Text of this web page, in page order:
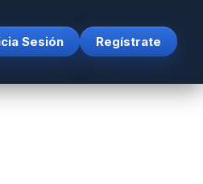
Sesión Regístrate